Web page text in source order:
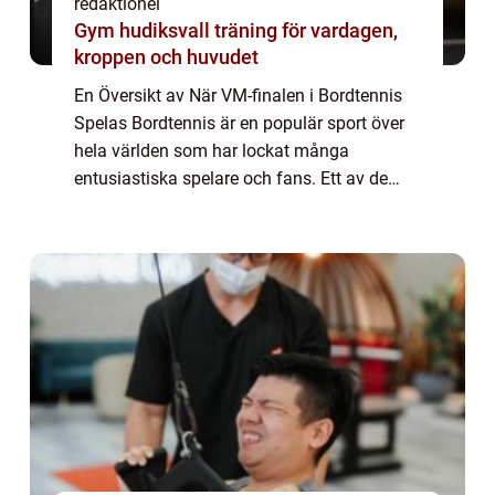
Gym hudiksvall träning för vardagen,
kroppen och huvudet
En Översikt av När VM-finalen i Bordtennis
Spelas Bordtennis är en populär sport över
hela världen som har lockat många
entusiastiska spelare och fans. Ett av de
artikel ...